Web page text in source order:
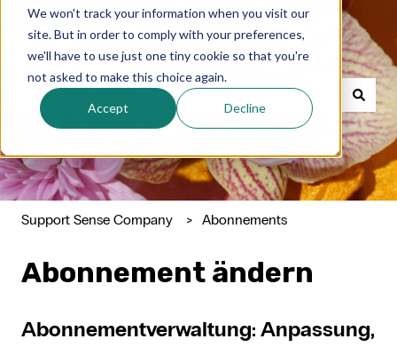
We won't track your information when you visit our
site. But in order to comply with your preferences,
we'll have to use just one tiny cookie so that you're
not asked to make this choice again.
Accept Decline
Waar kunnen we je mee helpen?
Es gibt keine Vorschläge, da das Suchfeld leer ist.
Support Sense Company Abonnements
Abonnement ändern
Abonnementverwaltung: Anpassung,